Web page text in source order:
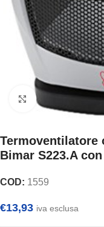
Clicca per
Termoventilatore
Bimar S223.A
COD: 1559
€13,93 iva esclusa